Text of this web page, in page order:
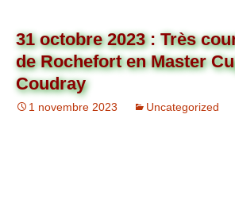
31 octobre 2023 : Très
de Rochefort en Master
Coudray
1 novembre 2023 Uncategorized